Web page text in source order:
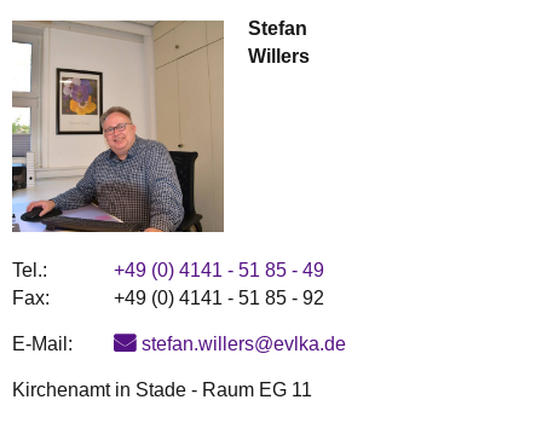
Stefan
Willers
Tel.:
+49 (0) 4141 - 51 85 - 49
Fax:
+49 (0) 4141 - 51 85 - 92
E-Mail: stefan.willers@evlka.de
Kirchenamt in Stade - Raum EG 11